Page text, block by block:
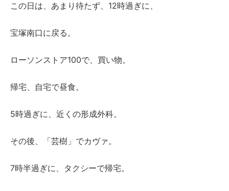
この日は、あまり待たず、12時過ぎに、
宝塚南口に戻る。
ローソンストア100で、買い物。
帰宅、自宅で昼食。
5時過ぎに、近くの形成外科。
その後、「芸樹」でカヴァ。
7時半過ぎに、タクシーで帰宅。